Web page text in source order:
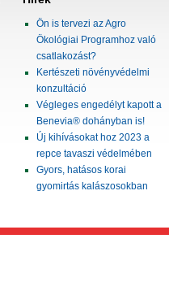
Ön is tervezi az Agro
Ökológiai Programhoz való
csatlakozást?
Kertészeti növényvédelmi
konzultáció
Végleges engedélyt kapott a
Benevia® dohányban is!
Új kihívásokat hoz 2023 a
repce tavaszi védelmében
Gyors, hatásos korai
gyomirtás kalászosokban